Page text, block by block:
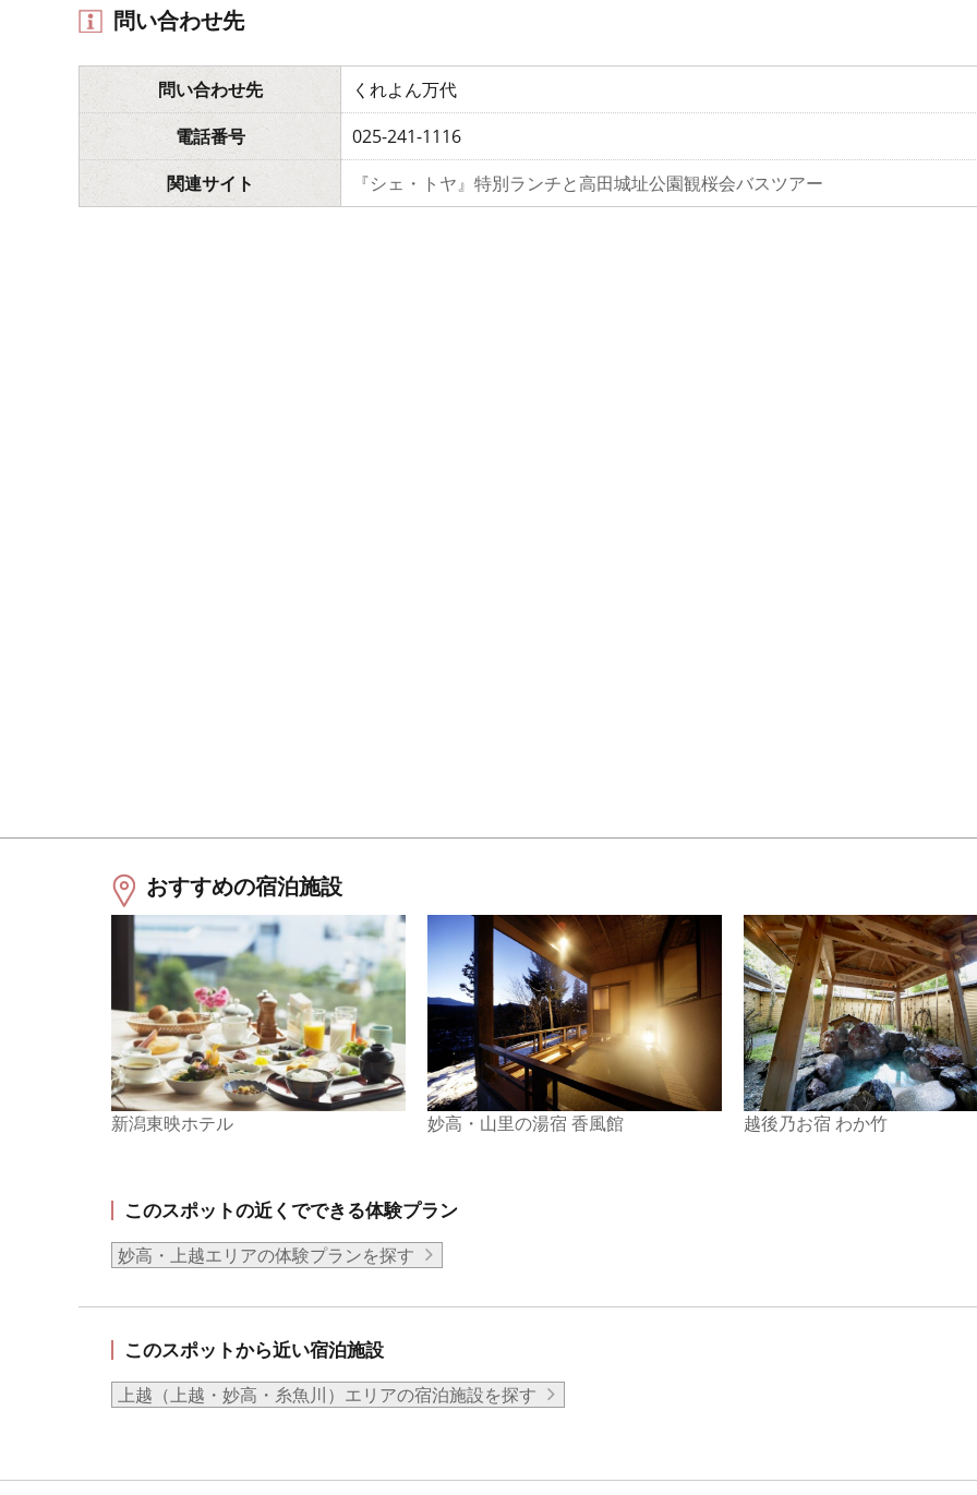
問い合わせ先
問い合わせ先
くれよん万代
電話番号
025-241-1116
関連サイト
『シェ・トヤ』特別ランチと高田城址公園観桜会バスツアー
おすすめの宿泊施設
新潟東映ホテル 妙高・山里の湯宿 香風館 越後乃お宿 わか竹
このスポットの近くでできる体験プラン
妙高・上越エリアの体験プランを探す
このスポットから近い宿泊施設
上越（上越・妙高・糸魚川）エリアの宿泊施設を探す